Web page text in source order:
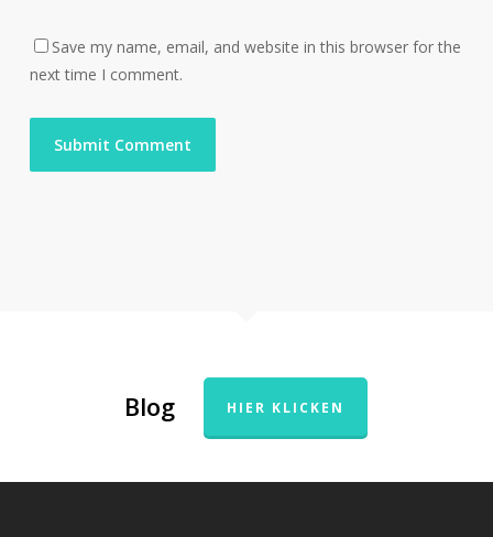
Save my name, email, and website in this browser for the
next time I comment.
Blog HIER KLICKEN